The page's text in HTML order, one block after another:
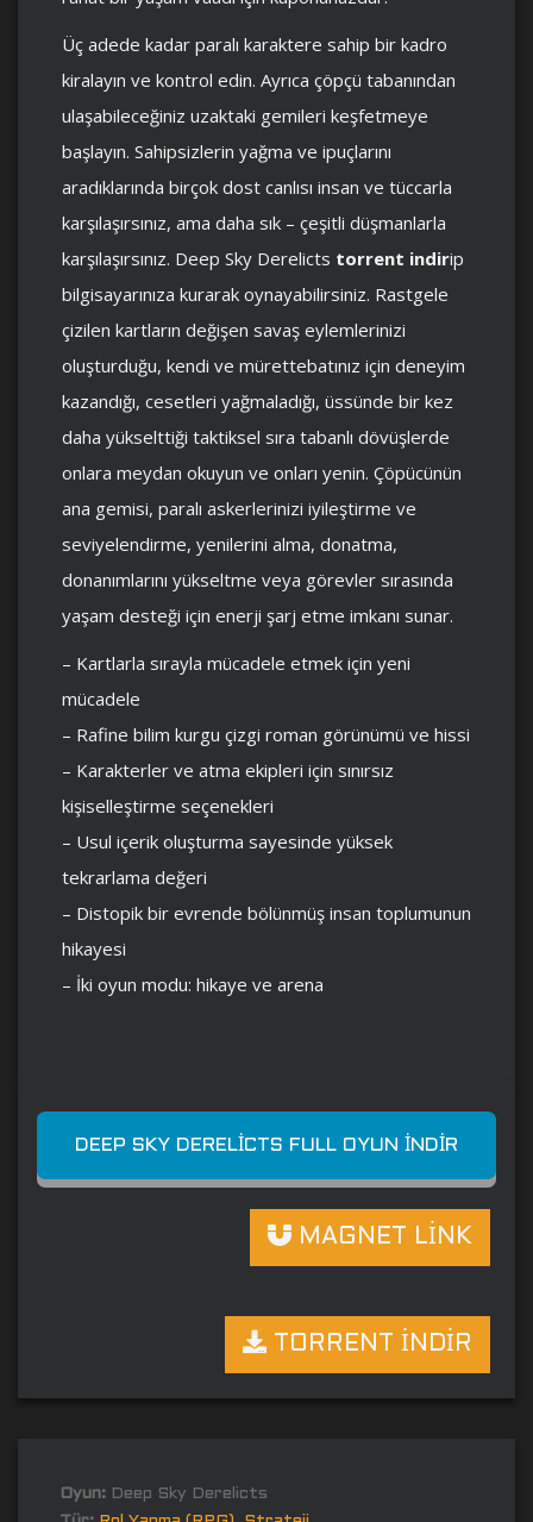
Üç adede kadar paralı karaktere sahip bir kadro
kiralayın ve kontrol edin. Ayrıca çöpçü tabanından
ulaşabileceğiniz uzaktaki gemileri keşfetmeye
başlayın. Sahipsizlerin yağma ve ipuçlarını
aradıklarında birçok dost canlısı insan ve tüccarla
karşılaşırsınız, ama daha sık – çeşitli düşmanlarla
karşılaşırsınız. Deep Sky Derelicts torrent indirip
bilgisayarınıza kurarak oynayabilirsiniz. Rastgele
çizilen kartların değişen savaş eylemlerinizi
oluşturduğu, kendi ve mürettebatınız için deneyim
kazandığı, cesetleri yağmaladığı, üssünde bir kez
daha yükselttiği taktiksel sıra tabanlı dövüşlerde
onlara meydan okuyun ve onları yenin. Çöpücünün
ana gemisi, paralı askerlerinizi iyileştirme ve
seviyelendirme, yenilerini alma, donatma,
donanımlarını yükseltme veya görevler sırasında
yaşam desteği için enerji şarj etme imkanı sunar.
– Kartlarla sırayla mücadele etmek için yeni
mücadele
– Rafine bilim kurgu çizgi roman görünümü ve hissi
– Karakterler ve atma ekipleri için sınırsız
kişiselleştirme seçenekleri
– Usul içerik oluşturma sayesinde yüksek
tekrarlama değeri
– Distopik bir evrende bölünmüş insan toplumunun
hikayesi
– İki oyun modu: hikaye ve arena
DEEP SKY DERELICTS FULL OYUN İNDIR
MAGNET LİNK
TORRENT İNDİR
Oyun: Deep Sky Derelicts